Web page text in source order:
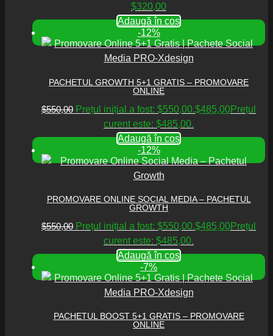
$320,00
Adaugă în coș
-12%
PACHETUL GROWTH 5+1 GRATIS – PROMOVARE
ONLINE
$550,00 Prețul inițial a fost: $550,00.$485,00Prețul
curent este: $485,00.
Adaugă în coș
-12%
PROMOVARE ONLINE SOCIAL MEDIA – PACHETUL
GROWTH
$550,00 Prețul inițial a fost: $550,00.$485,00Prețul
curent este: $485,00.
Adaugă în coș
-7%
PACHETUL BOOST 5+1 GRATIS – PROMOVARE
ONLINE